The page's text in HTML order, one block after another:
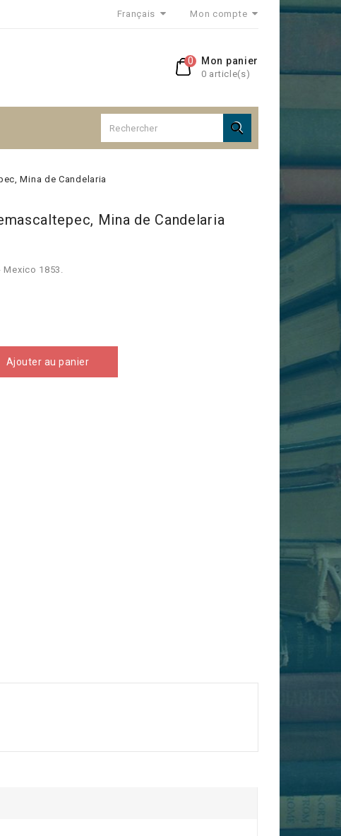
Français Mon compte
Mon panier
0 article(s)
0

Mina de Candelaria
Mina de Candelaria
1853.
Ajouter au panier